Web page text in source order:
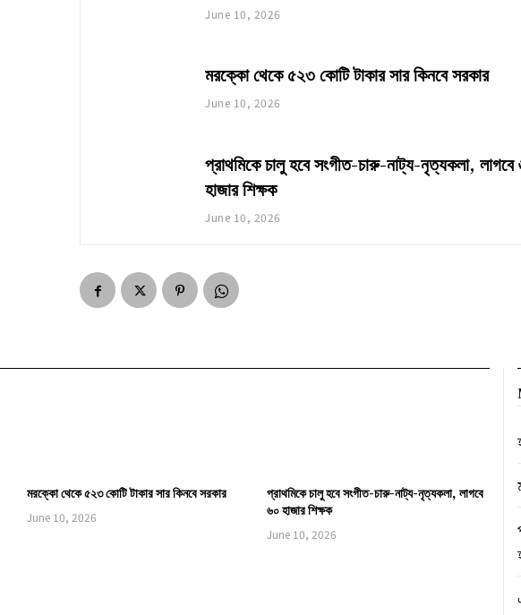
June 10, 2026
মরক্কো থেকে ৫২৩ কোটি টাকার সার কিনবে সরকার
June 10, 2026
প্রাথমিকে চালু হবে সংগীত-চারু-নাট্য-নৃত্যকলা,
হাজার শিক্ষক
June 10, 2026
মরক্কো থেকে ৫২৩ কোটি টাকার সার কিনবে সরকার
June 10, 2026
প্রাথমিকে চালু হবে সংগীত-চারু-নাট্য-নৃত্যকলা, লাগবে
৬০ হাজার শিক্ষক
June 10, 2026